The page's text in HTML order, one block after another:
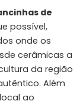
de
possível,
onde os
cerâmicas a
da região
Além
ao